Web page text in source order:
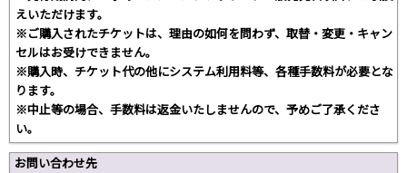
えいただけます。
※ご購入されたチケットは、理由の如何を問わず、取替・変更・キャン
セルはお受けできません。
※購入時、チケット代の他にシステム利用料等、各種手数料が必要とな
ります。
※中止等の場合、手数料は返金いたしませんので、予めご了承くださ
い。
お問い合わせ先